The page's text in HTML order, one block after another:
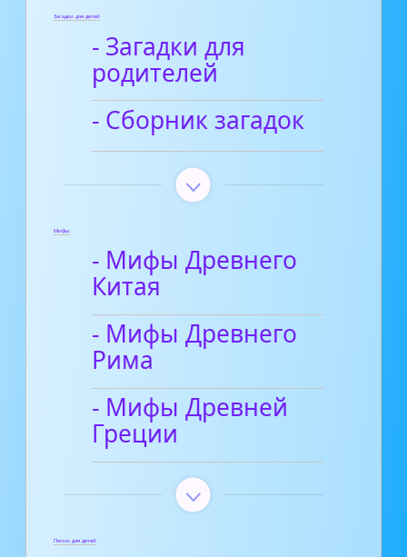
Загадки для детей
- Загадки для
родителей
- Сборник загадок
Мифы
- Мифы Древнего
Китая
- Мифы Древнего
Рима
- Мифы Древней
Греции
Песни для детей